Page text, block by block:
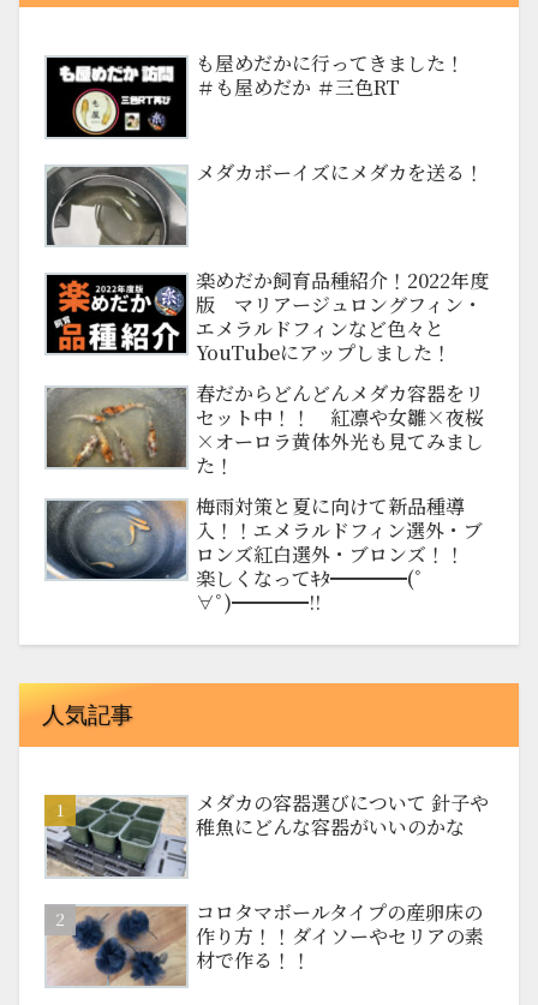
も屋めだかに行ってきました！
＃も屋めだか ＃三色RT
メダカボーイズにメダカを送る！
楽めだか飼育品種紹介！2022年度
版 マリアージュロングフィン・
エメラルドフィンなど色々と
YouTubeにアップしました！
春だからどんどんメダカ容器をリ
セット中！！ 紅凛や女雛×夜桜
×オーロラ黄体外光も見てみまし
た！
梅雨対策と夏に向けて新品種導
入！！エメラルドフィン選外・ブ
ロンズ紅白選外・ブロンズ！！
楽しくなってｷﾀ━━━━(ﾟ
∀ﾟ)━━━━!!
人気記事
メダカの容器選びについて 針子や
稚魚にどんな容器がいいのかな
コロタマボールタイプの産卵床の
作り方！！ダイソーやセリアの素
材で作る！！